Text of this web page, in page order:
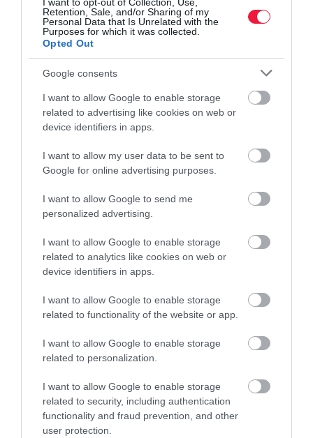
Retention, Sale, and/or Sharing of my
Personal Data that Is Unrelated with the
Purposes for which it was collected.
Opted Out
Google consents
I want to allow Google to enable storage
related to advertising like cookies on web or
device identifiers in apps.
I want to allow my user data to be sent to
Google for online advertising purposes.
I want to allow Google to send me
personalized advertising.
I want to allow Google to enable storage
related to analytics like cookies on web or
device identifiers in apps.
I want to allow Google to enable storage
related to functionality of the website or app.
I want to allow Google to enable storage
related to personalization.
I want to allow Google to enable storage
related to security, including authentication
functionality and fraud prevention, and other
user protection.
Elfogadták az alaptörvény 17. módosítását
módosítását, amelynek értelmében a hatálybalépést követő napon
Sulyok Tamás köztársasági elnök megbízatása megszűnik.
Mutatjuk a…